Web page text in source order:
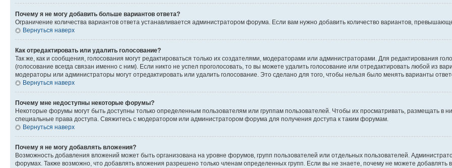
Почему я не могу добавить больше вариантов ответа?
Ограничение количества вариантов ответа устанавливается администратором форума. Если вам нужно добавить количество вариантов,
Вернуться наверх
Как отредактировать или удалить голосование?
Так же, как и сообщения, голосования могут редактироваться только их создателями, модераторами или администраторами. Для редактирования
(голосование всегда связан именно с ним). Если никто не успел проголосовать, то вы можете удалить голосование или отредактировать любой из
модераторы или администраторы могут отредактировать или удалить голосование. Это сделано для того, чтобы нельзя было менять варианты
Вернуться наверх
Почему мне недоступны некоторые форумы?
Некоторые форумы могут быть доступны только определенным пользователям или группам пользователей. Чтобы их просматривать, размещать в
специальные права доступа. Свяжитесь с модератором или администратором форума для получения доступа к таким форумам.
Вернуться наверх
Почему я не могу добавлять вложения?
Возможность добавления вложений может быть организована на уровне форумов, групп пользователей или отдельных пользователей.
форумах. Также возможно, что добавлять вложения разрешено только членам определенных групп. Если вы не знаете, почему не можете добавлять